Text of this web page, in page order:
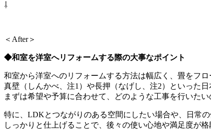
⇩
＜After＞
◆和室を洋室へリフォームする際の大事なポイント
和室から洋室へのリフォームする方法は幅広く、畳をフ
真壁（しんかべ、注1）や長押（なげし、注2）といった
まずは希望や予算に合わせて、どのような工事を行いたい
特に、LDKとつながりのある空間にしたい場合や、日常
しっかりと仕上げることで、後々の使い心地や満足度が格